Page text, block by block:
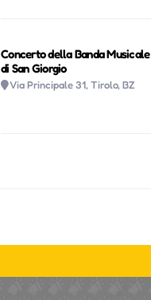
Concerto della Banda Musicale
di San Giorgio
Via Principale 31, Tirolo, BZ